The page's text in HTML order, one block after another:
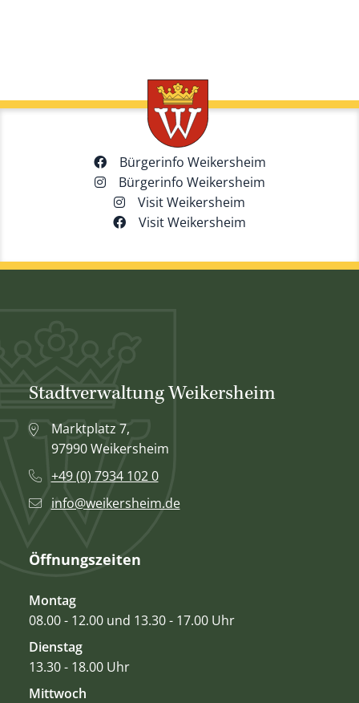
Bürgerinfo Weikersheim
Bürgerinfo Weikersheim
Visit Weikersheim
Visit Weikersheim
Stadtverwaltung Weikersheim
Marktplatz 7,
97990 Weikersheim
+49 (0) 7934 102 0
info@weikersheim.de
Öffnungszeiten
Montag
08.00 - 12.00 und 13.30 - 17.00 Uhr
Dienstag
13.30 - 18.00 Uhr
Mittwoch